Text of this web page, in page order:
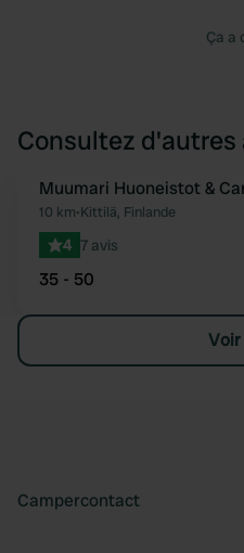
Ça a
Consultez d'autres
Muumari Huoneistot &
10 km•Kittilä, Finlande
4 7 avis
35 - 50
Campercontact